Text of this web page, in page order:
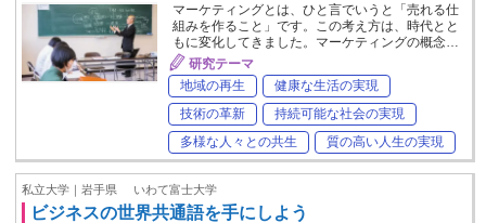
マーケティングとは、ひと言でいうと「売れる仕
組みを作ること」です。この考え方は、時代とと
もに変化してきました。マーケティングの概念…
研究テーマ
地域の再生
健康な生活の実現
技術の革新
持続可能な社会の実現
多様な人々との共生
質の高い人生の実現
私立大学｜岩手県 いわて富士大学
ビジネスの世界共通語を手にしよう